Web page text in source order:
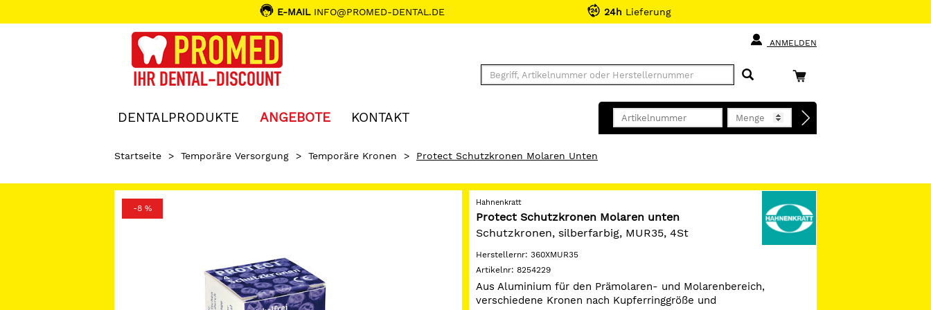
E-MAILINFO@PROMED-DENTAL.DE 24h Lieferung
ANMELDEN
DENTALPRODUKTE ANGEBOTE KONTAKT
Startseite > Temporäre Versorgung > Temporäre Kronen > Protect Schutzkronen Molaren Unten
-8 %
Hahnenkratt
Protect Schutzkronen Molaren unten
Schutzkronen, silberfarbig, MUR35, 4St
Herstellernr: 360XMUR35
Artikelnr: 8254229
Aus Aluminium für den Prämolaren- und Molarenbereich,
verschiedene Kronen nach Kupferringgröße und